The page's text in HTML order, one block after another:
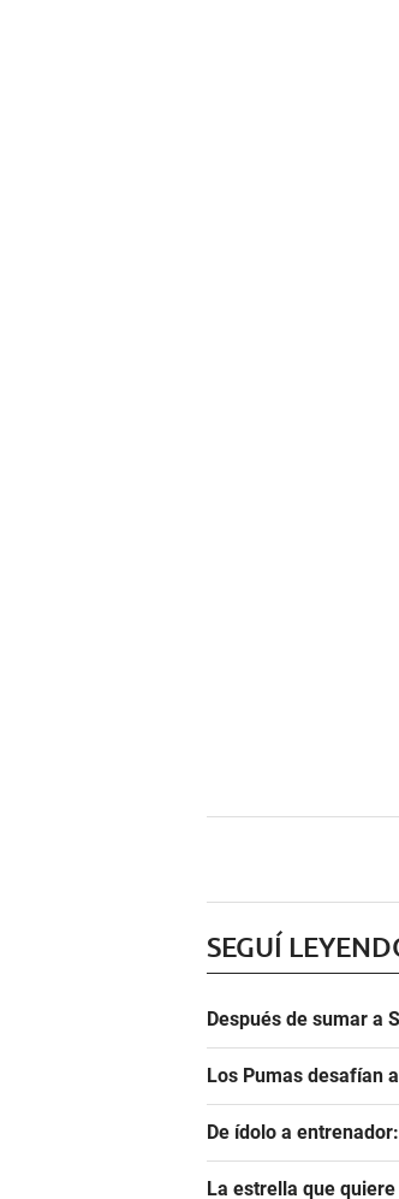
SEGUÍ
Después de sumar a
Los Pumas desafían
De ídolo a
La estrella que